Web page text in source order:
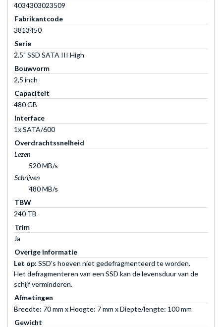
4034303023509
Fabrikantcode
3813450
Serie
2.5" SSD SATA III High
Bouwvorm
2,5 inch
Capaciteit
480 GB
Interface
1x SATA/600
Overdrachtssnelheid
Lezen
520 MB/s
Schrijven
480 MB/s
TBW
240 TB
Trim
Ja
Overige informatie
Let op: SSD's hoeven niet gedefragmenteerd te worden.
Het defragmenteren van een SSD kan de levensduur van de
schijf verminderen.
Afmetingen
Breedte: 70 mm x Hoogte: 7 mm x Diepte/lengte: 100 mm
Gewicht